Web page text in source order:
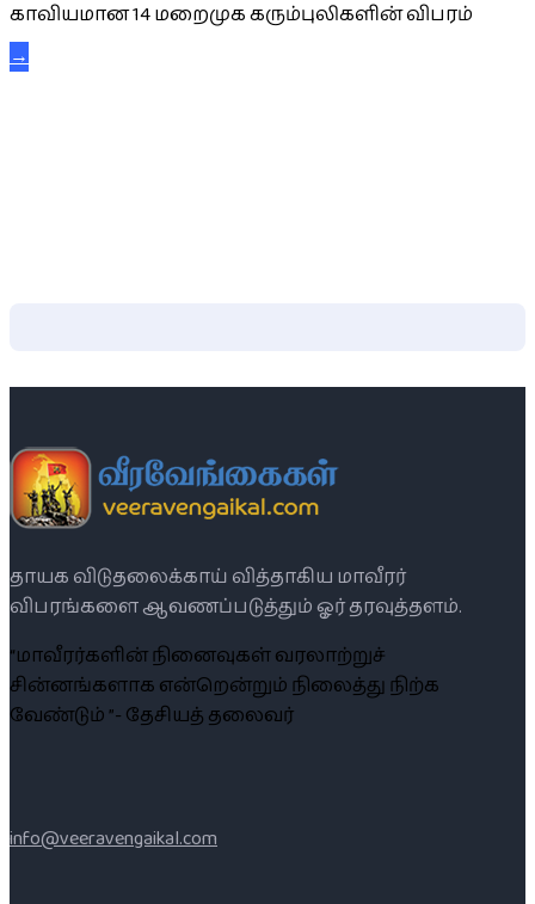
காவியமான 14 மறைமுக கரும்புலிகளின் விபரம்
→
தாயக விடுதலைக்காய் வித்தாகிய மாவீரர்
விபரங்களை ஆவணப்படுத்தும் ஓர் தரவுத்தளம்.
“மாவீரர்களின் நினைவுகள் வரலாற்றுச்
சின்னங்களாக என்றென்றும் நிலைத்து நிற்க
வேண்டும் ”- தேசியத் தலைவர்
info@veeravengaikal.com